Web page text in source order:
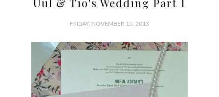
Uul & Tio's Wedding Part I
FRIDAY, NOVEMBER 15, 2013